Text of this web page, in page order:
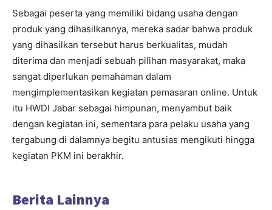
Sebagai peserta yang memiliki bidang usaha dengan
produk yang dihasilkannya, mereka sadar bahwa produk
yang dihasilkan tersebut harus berkualitas, mudah
diterima dan menjadi sebuah pilihan masyarakat, maka
sangat diperlukan pemahaman dalam
mengimplementasikan kegiatan pemasaran online. Untuk
itu HWDI Jabar sebagai himpunan, menyambut baik
dengan kegiatan ini, sementara para pelaku usaha yang
tergabung di dalamnya begitu antusias mengikuti hingga
kegiatan PKM ini berakhir.
Berita Lainnya